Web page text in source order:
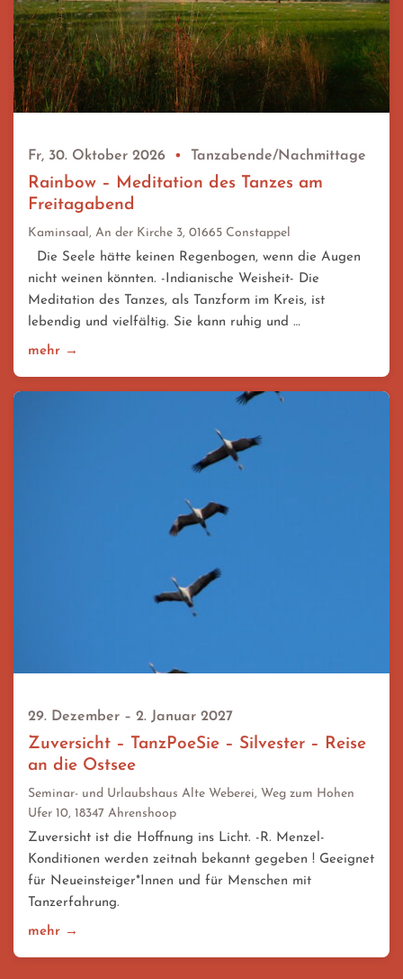
Fr, 30. Oktober 2026 • Tanzabende/Nachmittage
Rainbow – Meditation des Tanzes am
Freitagabend
Kaminsaal, An der Kirche 3, 01665 Constappel
Die Seele hätte keinen Regenbogen, wenn die Augen
nicht weinen könnten. -Indianische Weisheit- Die
Meditation des Tanzes, als Tanzform im Kreis, ist
lebendig und vielfältig. Sie kann ruhig und …
mehr →
29. Dezember – 2. Januar 2027
Zuversicht – TanzPoeSie – Silvester – Reise
an die Ostsee
Seminar- und Urlaubshaus Alte Weberei, Weg zum Hohen
Ufer 10, 18347 Ahrenshoop
Zuversicht ist die Hoffnung ins Licht. -R. Menzel-
Konditionen werden zeitnah bekannt gegeben ! Geeignet
für Neueinsteiger*Innen und für Menschen mit
Tanzerfahrung.
mehr →